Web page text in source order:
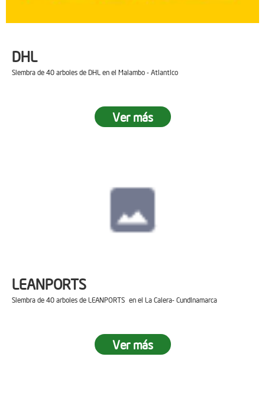
DHL
Siembra de 40 arboles de DHL en el Malambo - Atlantico
Ver más
LEANPORTS
Siembra de 40 arboles de LEANPORTS en el La Calera- Cundinamarca
Ver más